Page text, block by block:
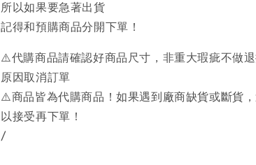
所以如果要急著出貨
記得和預購商品分開下單！
⚠️代購商品請確認好商品尺寸，非重大瑕疵不做
原因取消訂單
⚠️商品皆為代購商品！如果遇到廠商缺貨或斷貨
以接受再下單！
/